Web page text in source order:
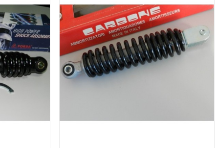
Aggiungi Al Carrello